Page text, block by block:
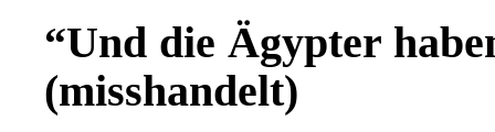
“Und die Ägypter
(misshandelt)